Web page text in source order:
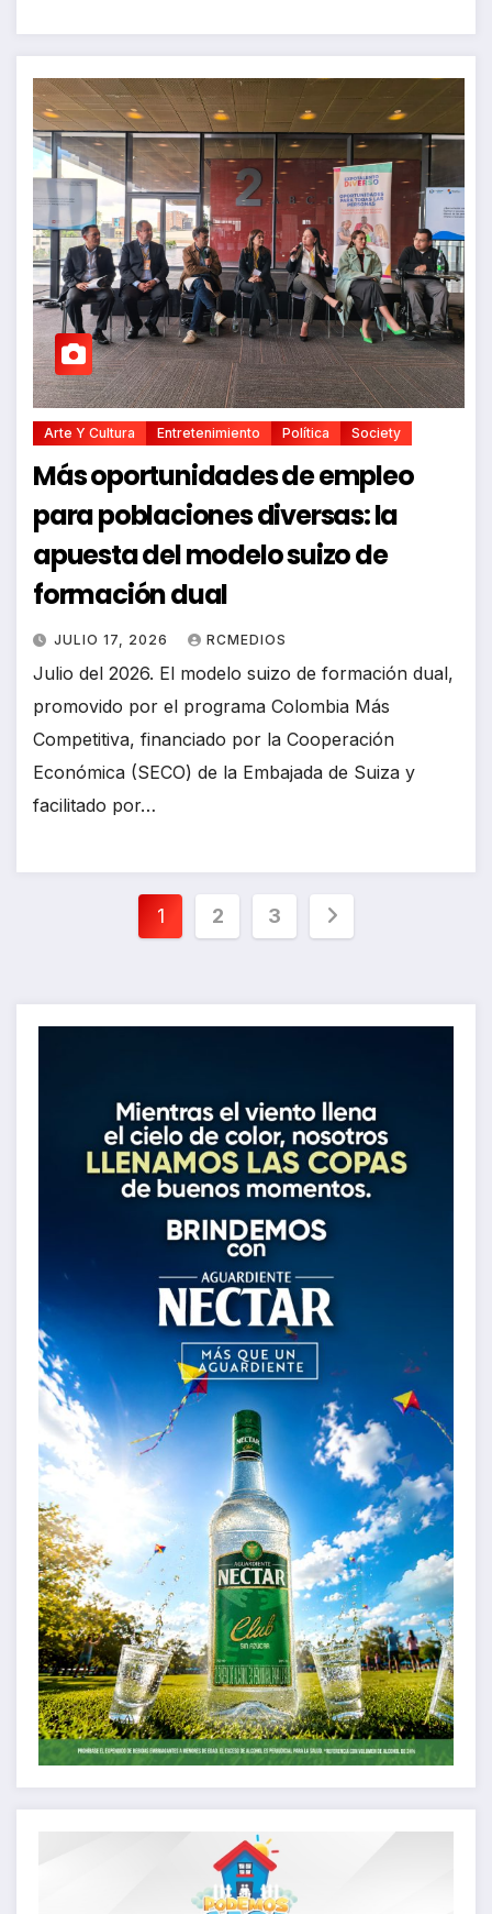
Arte Y Cultura Entretenimiento Política Society
Más oportunidades de empleo
para poblaciones diversas: la
apuesta del modelo suizo de
formación dual
JULIO 17, 2026 RCMEDIOS
Julio del 2026. El modelo suizo de formación dual,
promovido por el programa Colombia Más
Competitiva, financiado por la Cooperación
Económica (SECO) de la Embajada de Suiza y
facilitado por…
Paginación
entradas
1 2 3